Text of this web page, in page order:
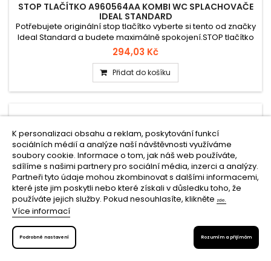
STOP TLAČÍTKO A960564AA KOMBI WC SPLACHOVAČE
IDEAL STANDARD
Potřebujete originální stop tlačítko vyberte si tento od značky
Ideal Standard a budete maximálně spokojení.STOP tlačítko
A960564AA Ideal Standard je originální ovládací tlačítko pro
splachovací mechanismy nádržek kombi WC Ideal Standard.
Slouží jako ovládací prvek pro přerušení nebo kontrolu
splachu.
294,03 Kč
Přidat do košíku
K personalizaci obsahu a reklam, poskytování funkcí
sociálních médií a analýze naší návštěvnosti využíváme
soubory cookie. Informace o tom, jak náš web používáte,
sdílíme s našimi partnery pro sociální média, inzerci a analýzy.
Partneři tyto údaje mohou zkombinovat s dalšími informacemi,
které jste jim poskytli nebo které získali v důsledku toho, že
používáte jejich služby. Pokud nesouhlasíte, klikněte zde.
Více informací
Podrobné nastavení Rozumím a přijímám